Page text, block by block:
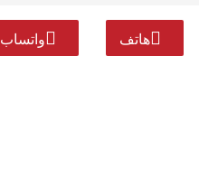
هاتف واتساب